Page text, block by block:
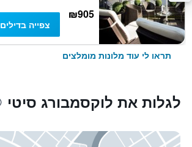
₪905
צפייה בדילים
תראו לי עוד מלונות מומלצים
לגלות את לוקסמבורג סיטי